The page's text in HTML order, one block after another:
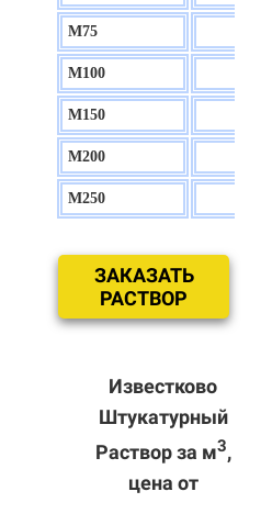
М75
М100
М150
М200
М250
ЗАКАЗАТЬ
РАСТВОР
Известково
Штукатурный
Раствор за м3,
цена от